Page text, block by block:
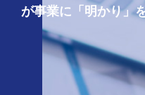
が事業に「明かり」